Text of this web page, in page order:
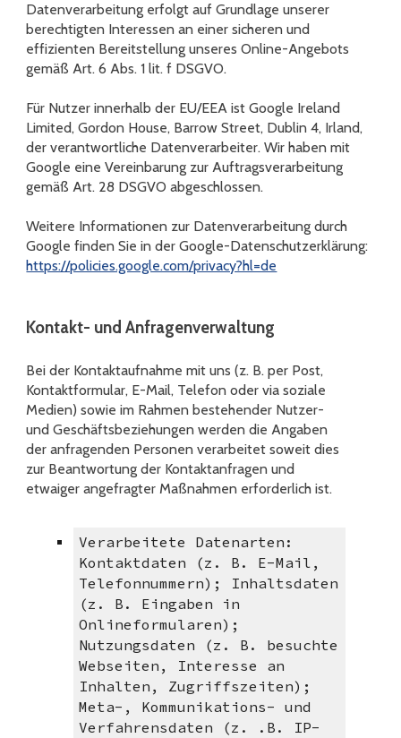
Datenverarbeitung erfolgt auf Grundlage unserer
berechtigten Interessen an einer sicheren und
effizienten Bereitstellung unseres Online-Angebots
gemäß Art. 6 Abs. 1 lit. f DSGVO.
Für Nutzer innerhalb der EU/EEA ist Google Ireland
Limited, Gordon House, Barrow Street, Dublin 4, Irland,
der verantwortliche Datenverarbeiter. Wir haben mit
Google eine Vereinbarung zur Auftragsverarbeitung
gemäß Art. 28 DSGVO abgeschlossen.
Weitere Informationen zur Datenverarbeitung durch
Google finden Sie in der Google-Datenschutzerklärung:
https://policies.google.com/privacy?hl=de
Kontakt- und Anfragenverwaltung
Bei der Kontaktaufnahme mit uns (z. B. per Post,
Kontaktformular, E-Mail, Telefon oder via soziale
Medien) sowie im Rahmen bestehender Nutzer-
und Geschäftsbeziehungen werden die Angaben
der anfragenden Personen verarbeitet soweit dies
zur Beantwortung der Kontaktanfragen und
etwaiger angefragter Maßnahmen erforderlich ist.
Verarbeitete Datenarten:
Kontaktdaten (z. B. E-Mail,
Telefonnummern); Inhaltsdaten
(z. B. Eingaben in
Onlineformularen);
Nutzungsdaten (z. B. besuchte
Webseiten, Interesse an
Inhalten, Zugriffszeiten);
Meta-, Kommunikations- und
Verfahrensdaten (z. .B. IP-